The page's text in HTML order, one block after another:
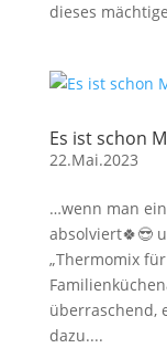
dieses
Es ist schon
22.Mai.2023
…wenn man
absolviert🍀😎
„Thermomix
überraschend,
dazu....